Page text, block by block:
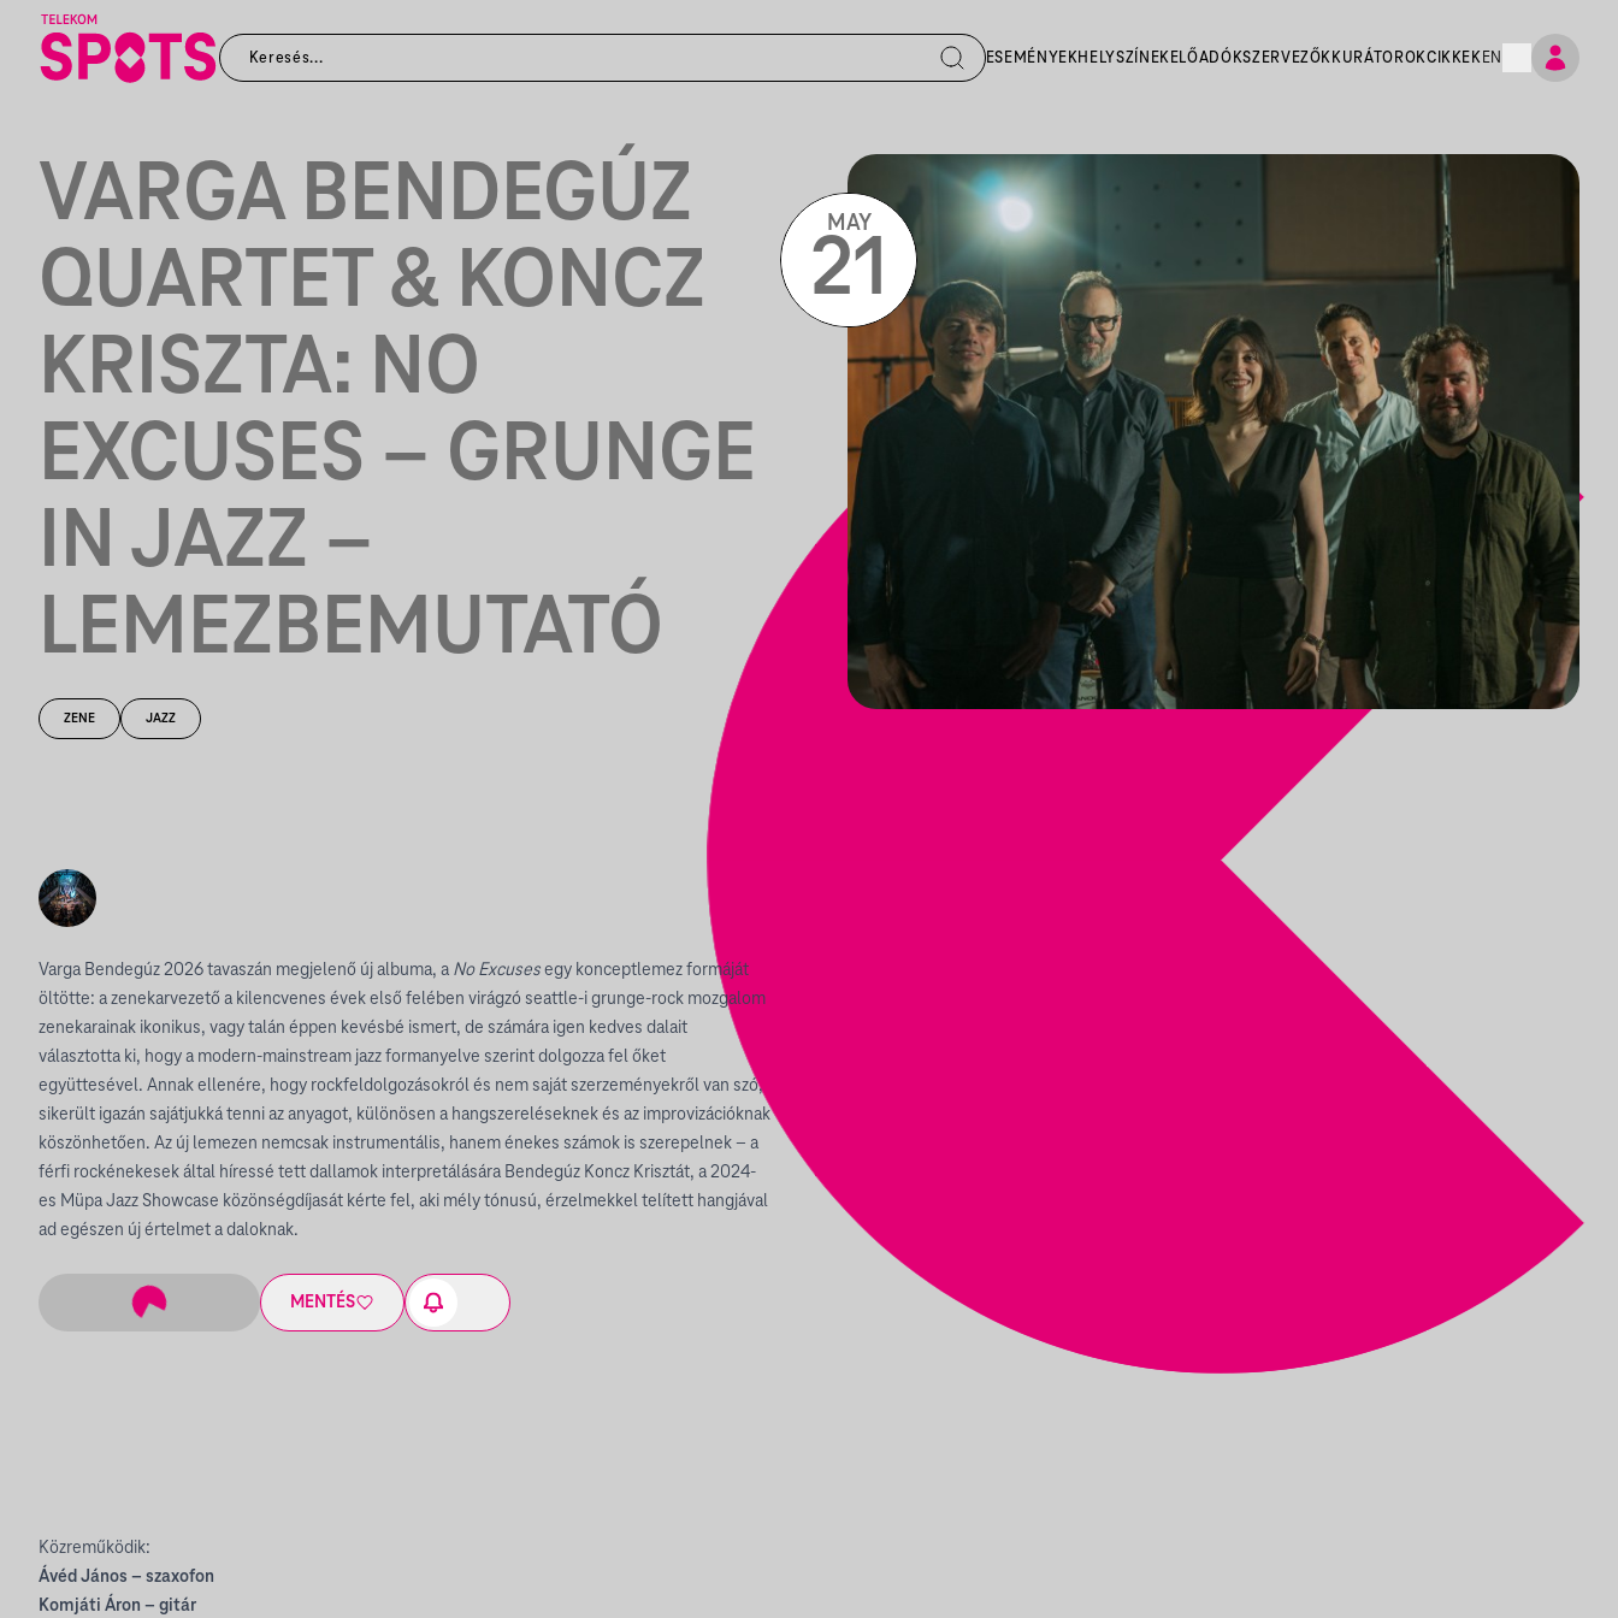
ESEMÉNYEKHELYSZÍNEK ELŐADÓKSZERVEZŐK KURÁTOROKCIKKEK EN
VARGA BENDEGÚZ
QUARTET & KONCZ
KRISZTA: NO
EXCUSES – GRUNGE
IN JAZZ –
LEMEZBEMUTATÓ
ZENE JAZZ
Varga Bendegúz 2026 tavaszán megjelenő új albuma, a No Excusesegy konceptlemez formáját
öltötte: a zenekarvezető a kilencvenes évek első felében virágzó seattle-i grunge-rock mozgalom
zenekarainak ikonikus, vagy talán éppen kevésbé ismert, de számára igen kedves dalait
választotta ki, hogy a modern-mainstream jazz formanyelve szerint dolgozza fel őket
együttesével. Annak ellenére, hogy rockfeldolgozásokról és nem saját szerzeményekről van szó,
sikerült igazán sajátjukká tenni az anyagot, különösen a hangszereléseknek és az improvizációknak
köszönhetően. Az új lemezen nemcsak instrumentális, hanem énekes számok is szerepelnek – a
férfi rockénekesek által híressé tett dallamok interpretálására Bendegúz Koncz Krisztát, a 2024-
es Müpa Jazz Showcase közönségdíjasát kérte fel, aki mély tónusú, érzelmekkel telített hangjával
ad egészen új értelmet a daloknak.
MENTÉS
MAY
21
Közreműködik:
Ávéd János – szaxofon
Komjáti Áron – gitár